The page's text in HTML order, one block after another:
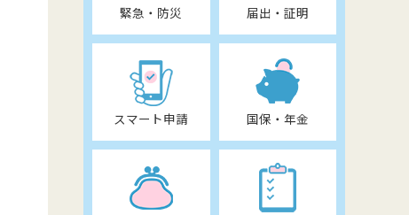
緊急・防災 届出・証明
スマート申請 国保・年金